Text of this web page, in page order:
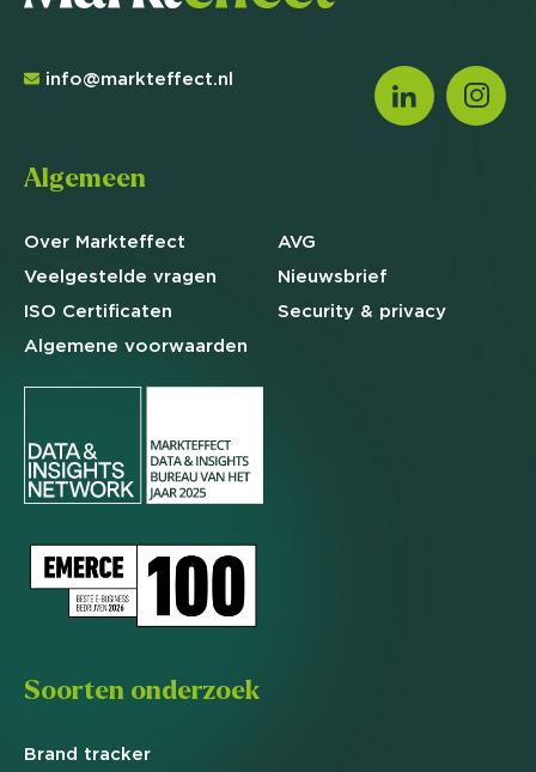
info@markteffect.nl
Algemeen
Over Markteffect
Veelgestelde vragen
ISO Certificaten
Algemene voorwaarden
AVG
Nieuwsbrief
Security & privacy
Soorten onderzoek
Brand tracker